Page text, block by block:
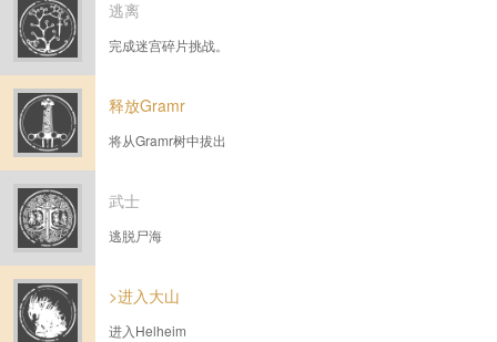
逃离
完成迷宫碎片挑战。
释放Gramr
将从Gramr树中拔出
武士
逃脱尸海
>进入大山
进入Helheim